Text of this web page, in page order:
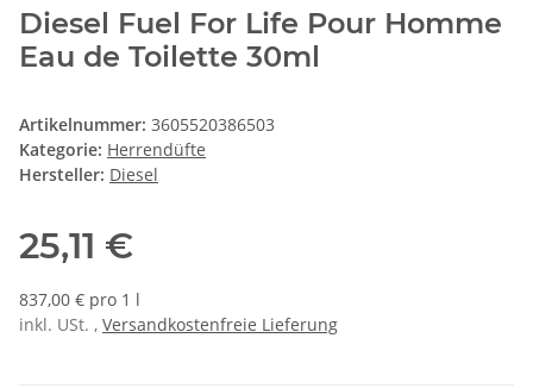
Diesel Fuel For Life Pour Homme
Eau de Toilette 30ml
Artikelnummer: 3605520386503
Kategorie: Herrendüfte
Hersteller: Diesel
25,11 €
837,00 € pro 1 l
inkl. USt. , Versandkostenfreie Lieferung